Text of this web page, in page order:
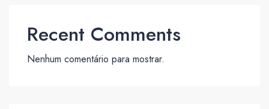
Recent Comments
Nenhum comentário para mostrar.